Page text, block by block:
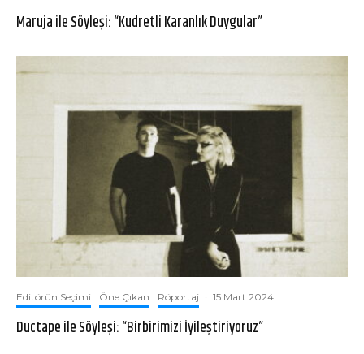
Maruja ile Söyleşi: “Kudretli Karanlık Duygular”
Editörün Seçimi Öne Çıkan Röportaj · 15 Mart 2024
Ductape ile Söyleşi: “Birbirimizi İyileştiriyoruz”